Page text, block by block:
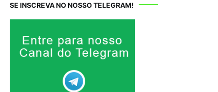
SE INSCREVA NO NOSSO TELEGRAM!